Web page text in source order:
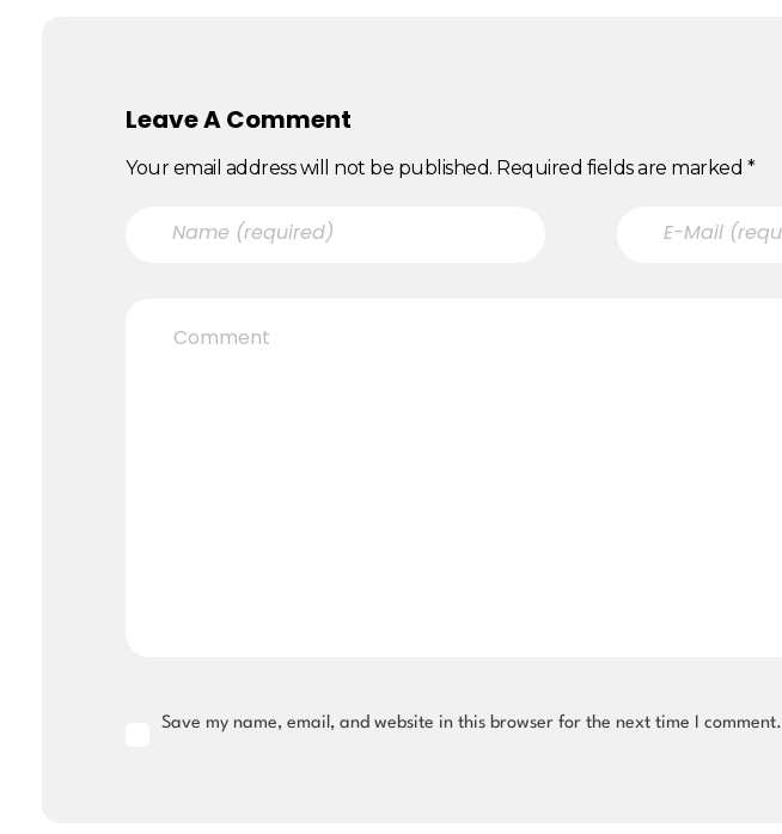
Leave A Comment
Your email address will not be published. Required fields are marked *
Save my name, email, and website in this browser for the next time I comment.